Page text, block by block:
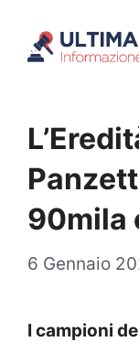
90mila
6 Gennaio
I campioni